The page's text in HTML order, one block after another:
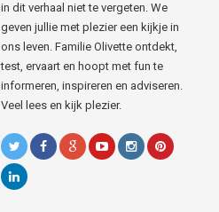
in dit verhaal niet te vergeten. We
geven jullie met plezier een kijkje in
ons leven. Familie Olivette ontdekt,
test, ervaart en hoopt met fun te
informeren, inspireren en adviseren.
Veel lees en kijk plezier.